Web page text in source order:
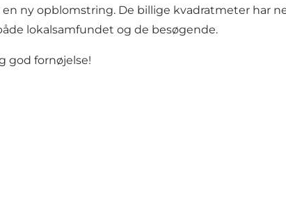
ny opblomstring. De billige kvadratmeter har
lokalsamfundet og de besøgende.
god fornøjelse!